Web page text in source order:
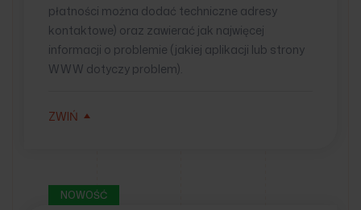
płatności można dodać techniczne adresy
kontaktowe) oraz zawierać jak najwięcej
informacji o problemie (jakiej aplikacji lub strony
WWW dotyczy problem).
ZWIŃ
NOWOŚĆ